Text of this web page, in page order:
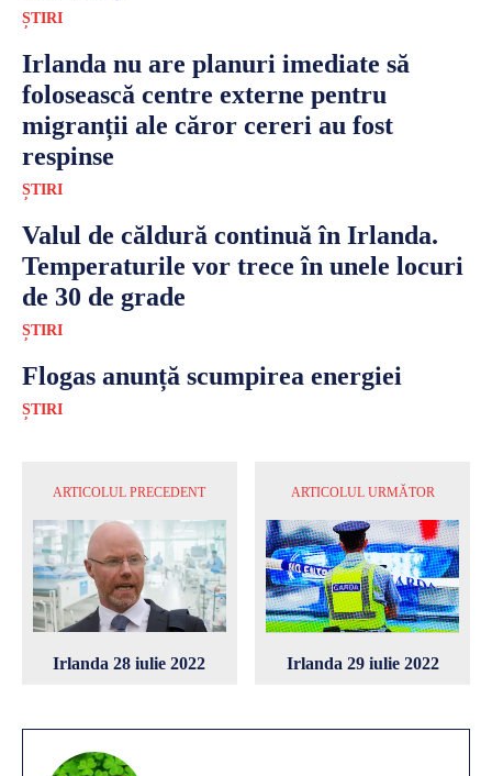
ȘTIRI
Irlanda nu are planuri imediate să
folosească centre externe pentru
migranții ale căror cereri au fost
respinse
ȘTIRI
Valul de căldură continuă în Irlanda.
Temperaturile vor trece în unele locuri
de 30 de grade
ȘTIRI
Flogas anunță scumpirea energiei
ȘTIRI
ARTICOLUL PRECEDENT
Irlanda 28 iulie 2022
ARTICOLUL URMĂTOR
Irlanda 29 iulie 2022